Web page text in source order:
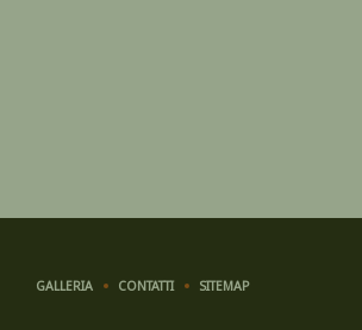
GALLERIA CONTATTI SITEMAP